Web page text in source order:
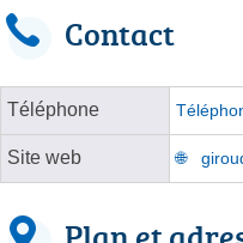
Contact
Téléphone
Site web